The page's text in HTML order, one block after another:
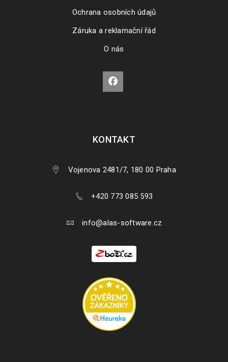
Ochrana osobních údajů
Záruka a reklamační řád
O nás
KONTAKT
Vojenova 2481/7, 180 00 Praha
+420 773 085 593
info@alas-software.cz